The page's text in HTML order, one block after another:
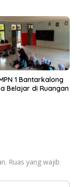
1 Bantarkalong
Belajar di Ruangan
Ruas yang wajib